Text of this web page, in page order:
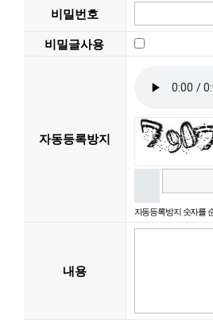
비밀번호
비밀글사용
자동등록방지
자동등록방지 숫자를
내용